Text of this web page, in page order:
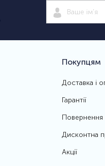
Покупцям
Доставка і
Гарантії
Повернення
Дисконтна
Акції